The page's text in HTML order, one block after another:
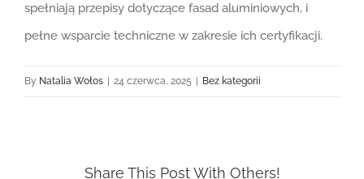
spełniają przepisy dotyczące fasad aluminiowych, i
pełne wsparcie techniczne w zakresie ich certyfikacji.
By Natalia Wołos 24 czerwca, 2025 Bez kategorii
Share This Post With Others!